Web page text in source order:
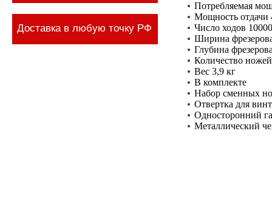
Доставка в любую точку РФ
Потребляемая
Мощность отдачи
Число ходов
Ширина
Глубина
Количество
Вес 3,9 кг
В комплекте
Набор сменных
Отвертка для
Односторонний
Металлический